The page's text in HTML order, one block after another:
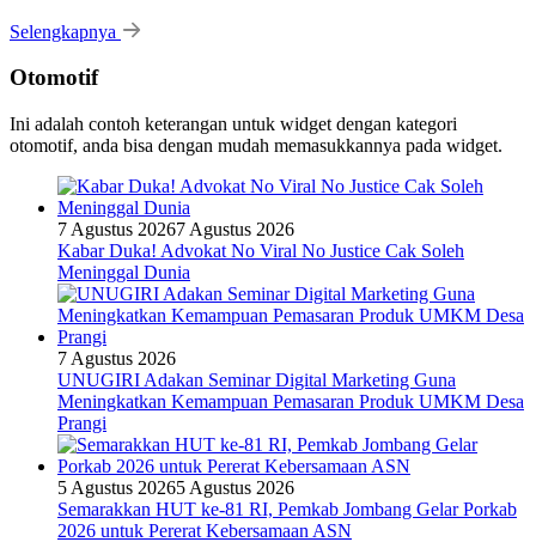
Selengkapnya
Otomotif
Ini adalah contoh keterangan untuk widget dengan kategori
otomotif, anda bisa dengan mudah memasukkannya pada widget.
7 Agustus 20267 Agustus 2026
Kabar Duka! Advokat No Viral No Justice Cak Soleh
Meninggal Dunia
7 Agustus 2026
UNUGIRI Adakan Seminar Digital Marketing Guna
Meningkatkan Kemampuan Pemasaran Produk UMKM Desa
Prangi
5 Agustus 20265 Agustus 2026
Semarakkan HUT ke-81 RI, Pemkab Jombang Gelar Porkab
2026 untuk Pererat Kebersamaan ASN